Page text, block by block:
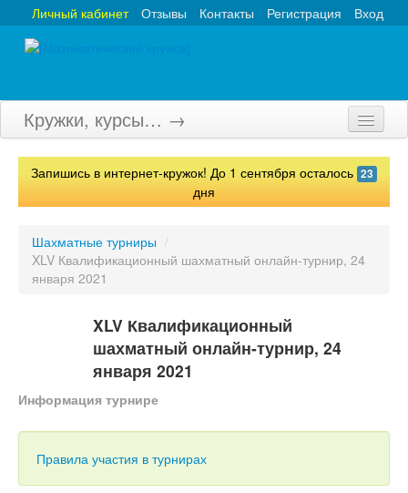
Вход
Регистрация
Контакты
Отзывы
Личный кабинет
Кружки, курсы… →
Главная
Олимпиады
Конкурсы
Вебинары
Тесты
Игры
Запишись в интернет-кружок! До 1 сентября осталось 23
дня
Шахматные турниры /
XLV Квалификационный шахматный онлайн-турнир, 24
января 2021
XLV Квалификационный
шахматный онлайн-турнир, 24
января 2021
Информация турнире
Правила участия в турнирах